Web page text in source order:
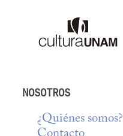
NOSOTROS
¿Quiénes somos?